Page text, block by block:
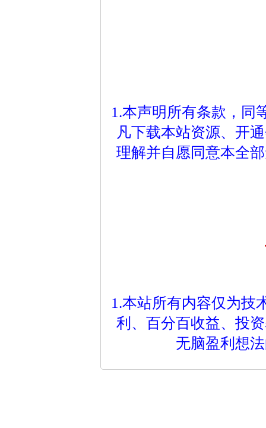
1.本声明所有条款，同
凡下载本站资源、开
理解并自愿同意本全
1.本站所有内容仅为技
利、百分百收益、投
无脑盈利想